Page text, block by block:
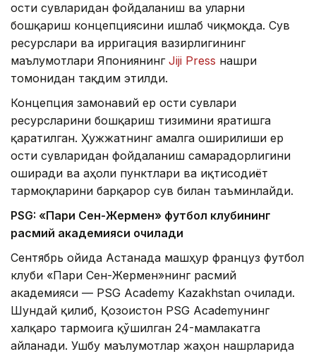
ости сувларидан фойдаланиш ва уларни
бошқариш концепциясини ишлаб чиқмоқда. Сув
ресурслари ва ирригация вазирлигининг
маълумотлари Япониянинг Jiji Press нашри
томонидан тақдим этилди.
Концепция замонавий ер ости сувлари
ресурсларини бошқариш тизимини яратишга
қаратилган. Ҳужжатнинг амалга оширилиши ер
ости сувларидан фойдаланиш самарадорлигини
оширади ва аҳоли пунктлари ва иқтисодиёт
тармоқларини барқарор сув билан таъминлайди.
PSG: «Пари Сен-Жермен» футбол клубининг
расмий академияси очилади
Сентябрь ойида Астанада машҳур француз футбол
клуби «Пари Сен-Жермен»нинг расмий
академияси — PSG Academy Kazakhstan очилади.
Шундай қилиб, Қозоғистон PSG Academyнинг
халқаро тармоғига қўшилган 24-мамлакатга
айланади. Ушбу маълумотлар жаҳон нашрларида